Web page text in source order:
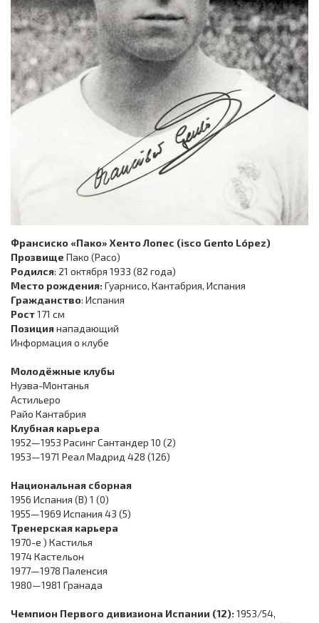
Франсиско «Пако» Хенто Лопес (isco Gento López)
Прозвище Пако (Paco)
Родился: 21 октября 1933 (82 года)
Место рождения: Гуарнисо, Кантабрия, Испания
Гражданство: Испания
Рост171 см
Позициянападающий
Информация о клубе
Молодёжные клубы
Нуэва-Монтанья
Астильеро
Райо Кантабрия
Клубная карьера
1952—1953 Расинг Сантандер 10 (2)
1953—1971 Реал Мадрид 428 (126)
Национальная сборная
1956 Испания (B) 1 (0)
1955—1969 Испания 43 (5)
Тренерская карьера
1970-е ) Кастилья
1974 Кастельон
1977—1978 Паленсия
1980—1981 Гранада
Чемпион Первого дивизиона Испании (12): 1953/54,